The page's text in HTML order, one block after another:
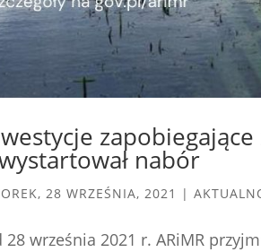
nabór
28 WRZEŚNIA, 2021 |
28 września 2021 r. ARiMR